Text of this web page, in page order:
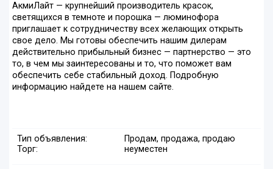
АкмиЛайт — крупнейший производитель красок,
светящихся в темноте и порошка — люминофора
приглашает к сотрудничеству всех желающих открыть
свое дело. Мы готовы обеспечить нашим дилерам
действительно прибыльный бизнес — партнерство — это
то, в чем мы заинтересованы и то, что поможет вам
обеспечить себе стабильный доход. Подробную
информацию найдете на нашем сайте.
Тип объявления:
Продам, продажа, продаю
Торг:
неуместен